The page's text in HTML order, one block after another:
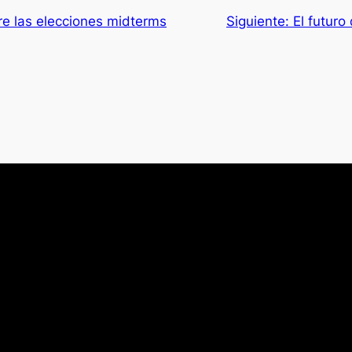
las elecciones midterms Siguiente: El futuro